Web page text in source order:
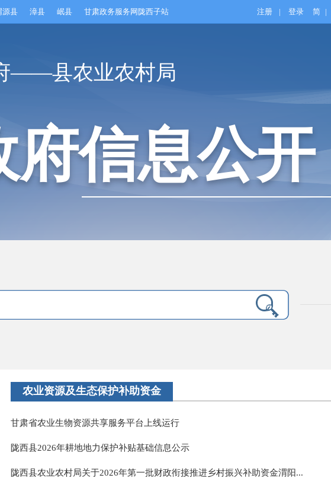
源县 漳县 岷县 甘肃政务服务网陇西子站 注册 | 登录 简 |
——县农业农村局
府信息公开
农业资源及生态保护补助资金
甘肃省农业生物资源共享服务平台上线运行
陇西县2026年耕地地力保护补贴基础信息公示
陇西县农业农村局关于2026年第一批财政衔接推进乡村振兴补助资金渭阳...